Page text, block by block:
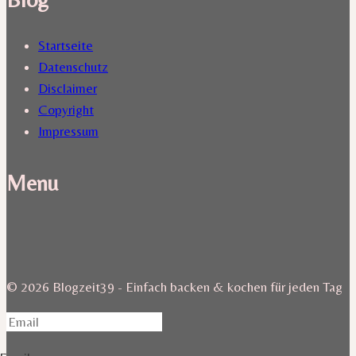
Startseite
Datenschutz
Disclaimer
Copyright
Impressum
Menu
© 2026 Blogzeit39 - Einfach backen & kochen für jeden Tag